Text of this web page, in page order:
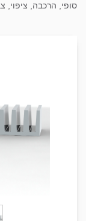
סופי, הרכבה, ציפוי,